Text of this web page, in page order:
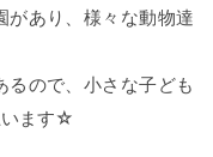
があり、様々な動物達
るので、小さな子ども
います☆